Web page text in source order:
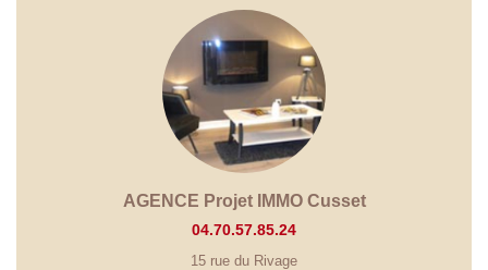
AGENCE Projet IMMO Cusset
04.70.57.85.24
15 rue du Rivage